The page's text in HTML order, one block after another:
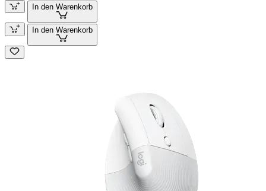
In den Warenkorb
In den Warenkorb